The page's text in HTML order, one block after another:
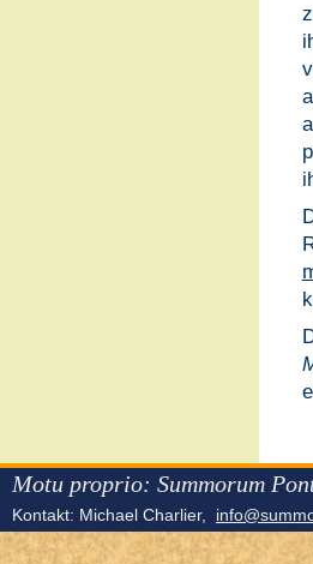
Motu proprio: Summorum
Kontakt: Michael Charlier,